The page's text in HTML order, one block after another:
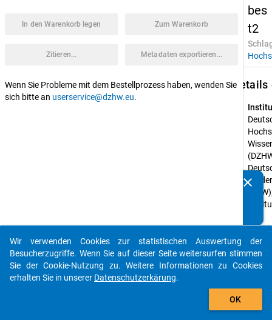
In den Warenkorb legen Zum Warenkorb
Zitieren... Metadaten exportieren...
Wenn Sie Probleme mit dem Bestellprozess haben, wenden Sie
sich bitte an userservice@dzhw.eu.
bes
t2
Details
(IHS)
clear
auto_stories
add_shopping_cart
Wir verwenden Cookies zur statistischen Auswertung der
Besucherzugriffe. Wenn Sie auf dieser Seite weitersurfen stimmen
Sie der Cookie-Nutzung zu. Weitere Informationen zu Cookies
erhalten Sie in unserer Datenschutzerkärung.
OK